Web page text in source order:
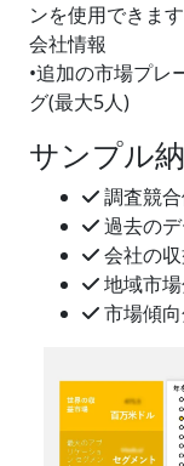
ンを使用できます
会社情報
•追加の市場プレ
グ(最大5人)
サンプル
調査競
過去の
会社の
地域市
市場傾